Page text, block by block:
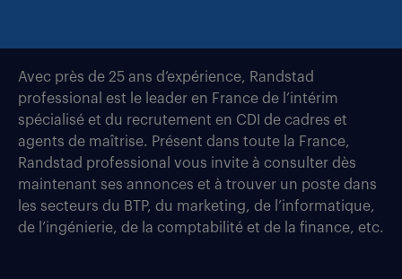
Avec près de 25 ans d’expérience, Randstad
professional est le leader en France de l’intérim
spécialisé et du recrutement en CDI de cadres et
agents de maîtrise. Présent dans toute la France,
Randstad professional vous invite à consulter dès
maintenant ses annonces et à trouver un poste dans
les secteurs du BTP, du marketing, de l’informatique,
de l’ingénierie, de la comptabilité et de la finance, etc.